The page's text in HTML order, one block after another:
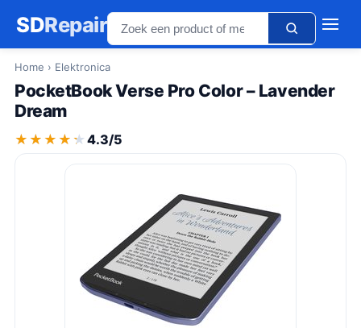
SDRepair
Home › Elektronica
PocketBook Verse Pro Color – Lavender
Dream
★★★★★
★★★★★ 4.3/5